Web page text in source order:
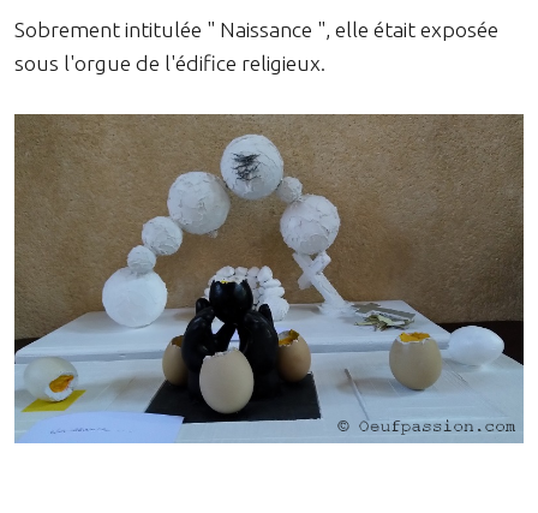
Sobrement intitulée " Naissance ", elle était exposée
sous l'orgue de l'édifice religieux.